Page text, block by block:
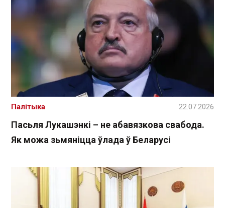
Пасьля Лукашэнкі – не абавязкова свабода.
Як можа зьмяніцца ўлада ў Беларусі
Палітыка 22.07.2026